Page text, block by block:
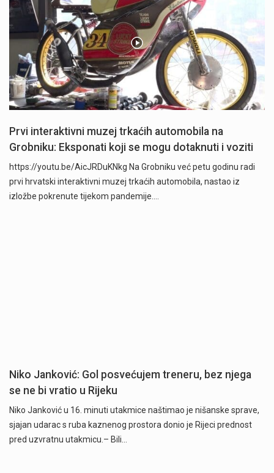
Prvi interaktivni muzej trkaćih automobila na
Grobniku: Eksponati koji se mogu dotaknuti i voziti
https://youtu.be/AicJRDuKNkg Na Grobniku već petu godinu radi
prvi hrvatski interaktivni muzej trkaćih automobila, nastao iz
izložbe pokrenute tijekom pandemije.…
Niko Janković: Gol posvećujem treneru, bez njega
se ne bi vratio u Rijeku
Niko Janković u 16. minuti utakmice naštimao je nišanske sprave,
sjajan udarac s ruba kaznenog prostora donio je Rijeci prednost
pred uzvratnu utakmicu.– Bili…